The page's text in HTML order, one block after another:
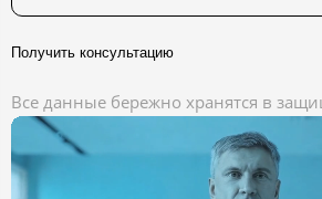
Получить консультацию
Все данные бережно хранятся в